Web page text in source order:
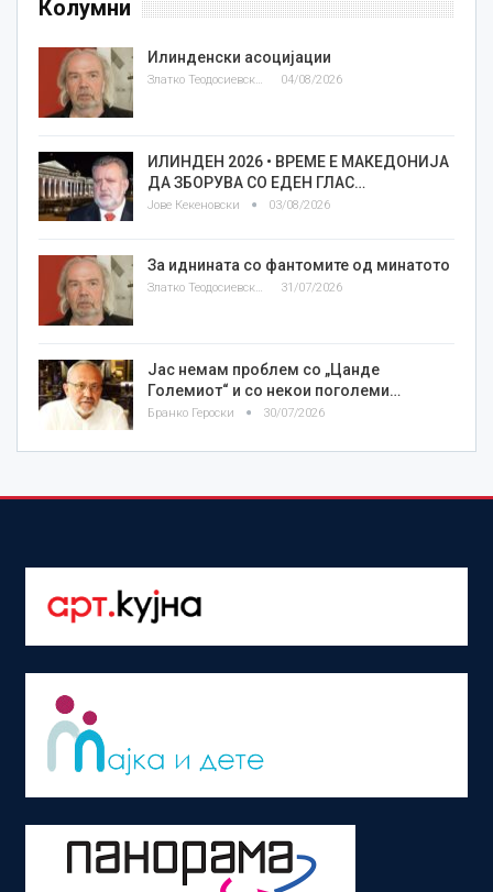
Колумни
Илинденски асоцијации
Златко Теодосиевски 04/08/2026
ИЛИНДЕН 2026 • ВРЕМЕ Е МАКЕДОНИЈА
ДА ЗБОРУВА СО ЕДЕН ГЛАС…
Јове Кекеновски 03/08/2026
За иднината со фантомите од минатото
Златко Теодосиевски 31/07/2026
Јас немам проблем со „Цанде
Големиот“ и со некои поголеми…
Бранко Героски 30/07/2026